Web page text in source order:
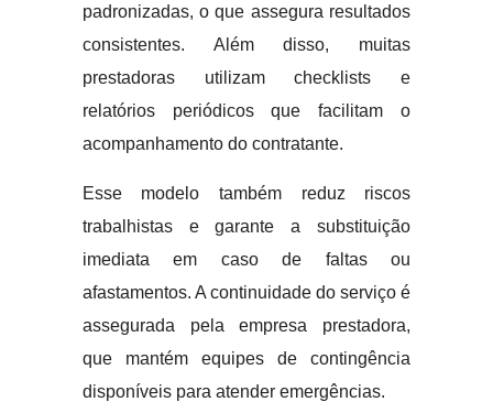
padronizadas, o que assegura resultados
consistentes. Além disso, muitas
prestadoras utilizam checklists e
relatórios periódicos que facilitam o
acompanhamento do contratante.
Esse modelo também reduz riscos
trabalhistas e garante a substituição
imediata em caso de faltas ou
afastamentos. A continuidade do serviço é
assegurada pela empresa prestadora,
que mantém equipes de contingência
disponíveis para atender emergências.